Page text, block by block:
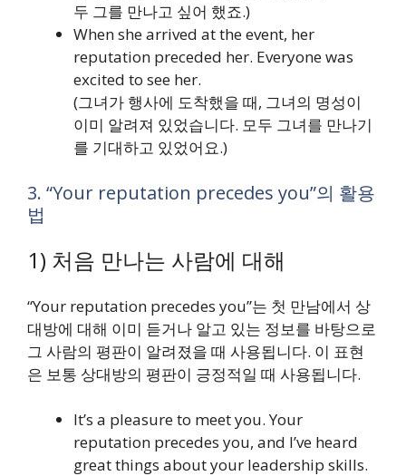
두 그를 만나고 싶어 했죠.)
When she arrived at the event, her
reputation preceded her. Everyone was
excited to see her.
(그녀가 행사에 도착했을 때, 그녀의 명성이
이미 알려져 있었습니다. 모두 그녀를 만나기
를 기대하고 있었어요.)
3. “Your reputation precedes you”의 활용
법
1) 처음 만나는 사람에 대해
“Your reputation precedes you”는 첫 만남에서 상
대방에 대해 이미 듣거나 알고 있는 정보를 바탕으로
그 사람의 평판이 알려졌을 때 사용됩니다. 이 표현
은 보통 상대방의 평판이 긍정적일 때 사용됩니다.
It’s a pleasure to meet you. Your
reputation precedes you, and I’ve heard
great things about your leadership skills.